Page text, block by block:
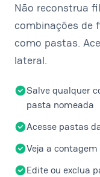
Não reconstrua
combinações de
como pastas.
lateral.
Salve qualquer
pasta nomeada
Acesse pastas
Veja a
Edite ou exclua